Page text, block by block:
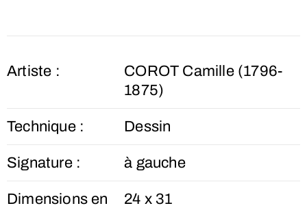
Artiste :
COROT Camille (1796-
1875)
Technique : Dessin
Signature : à gauche
Dimensions en
24 x 31